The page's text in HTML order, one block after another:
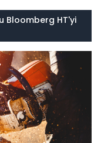
Bloomberg HT'yi